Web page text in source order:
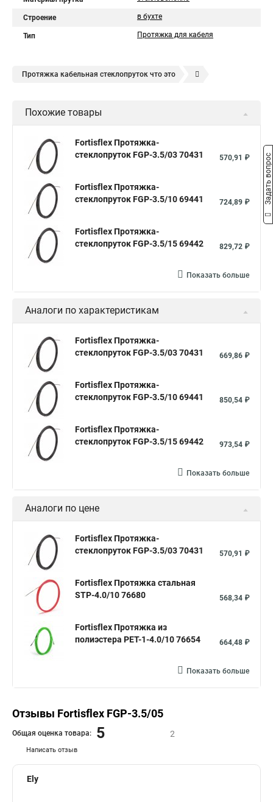
Строение в бухте
Тип Протяжка для кабеля
Протяжка кабельная стеклопруток что это
Протяжка кабельные Кабельные протяжки стеклопруток
Кабельная протяжка для канализации
Кабельная протяжка 50 м красная
Труба гибкая двустенная для кабельной канализации с
протяжкой 110мм
Протяжка кабельная это
Кабельные чулки для протяжки
Кабельная протяжка красная
Кабельные протяжки Узк кабельная протяжка
Для кабельной канализации протяжка
Протяжки кабельные узк
Протяжка кабельная что это
Похожие товары
Fortisflex Протяжка-
стеклопруток FGP-3.5/03 70431
570,91 ₽
Fortisflex Протяжка-
стеклопруток FGP-3.5/10 69441
724,89 ₽
Fortisflex Протяжка-
стеклопруток FGP-3.5/15 69442
829,72 ₽
Показать больше
Аналоги по характеристикам
Fortisflex Протяжка-
стеклопруток FGP-3.5/03 70431
669,86 ₽
Fortisflex Протяжка-
стеклопруток FGP-3.5/10 69441
850,54 ₽
Fortisflex Протяжка-
стеклопруток FGP-3.5/15 69442
973,54 ₽
Показать больше
Аналоги по цене
Fortisflex Протяжка-
стеклопруток FGP-3.5/03 70431
570,91 ₽
Fortisflex Протяжка стальная
STP-4.0/10 76680
568,34 ₽
Fortisflex Протяжка из
полиэстера PET-1-4.0/10 76654
664,48 ₽
Показать больше
Отзывы Fortisflex FGP-3.5/05
Написать отзыв
Общая оценка товара: 5 2
Ely
Задать вопрос